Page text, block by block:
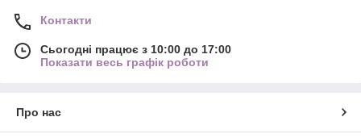
Контакти
Сьогодні працює з 10:00 до 17:00
Показати весь графік роботи
Про нас